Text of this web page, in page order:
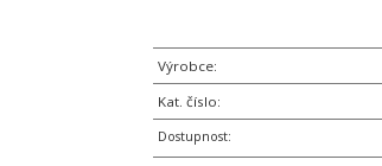
Výrobce:
Kat. číslo:
Dostupnost: